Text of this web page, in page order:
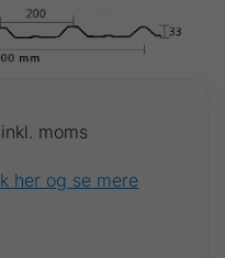
inkl. moms
her og se mere